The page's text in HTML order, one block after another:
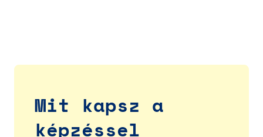
Mit kapsz a
képzéssel